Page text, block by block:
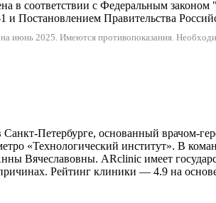
в соответствии с Федеральным
Постановлением Правительства
июнь 2025.Имеются противопоказания.
Петербурге, основанный врачом-
«Технологический институт». В
Вячеславовны. ARclinic имеет
Рейтинг клиники — 4.9 на